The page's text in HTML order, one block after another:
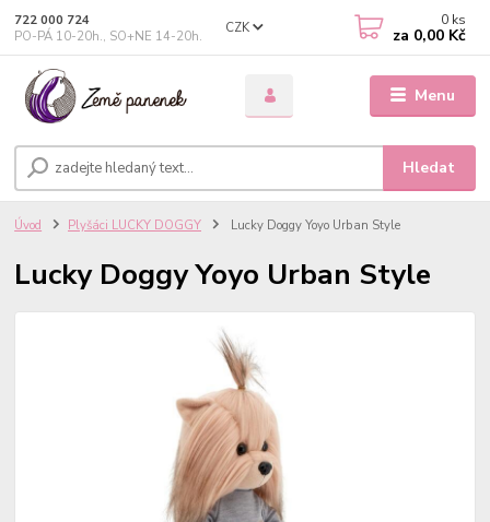
Menu
CZK
Hledat
722 000 724
PO-PÁ 10-20h., SO+NE 14-20h.
0 ks
za 0,00 Kč
Úvod Plyšáci LUCKY DOGGY Lucky Doggy Yoyo Urban Style
Lucky Doggy Yoyo Urban Style